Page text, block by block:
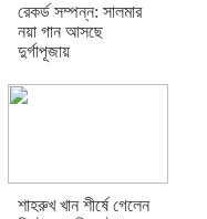
রেকর্ড সম্পন্ন: সালমার
নয়া গান আসছে
দুর্গাপূজায়
শাহরুখ খান শীর্ষে গেলেন